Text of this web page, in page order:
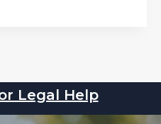
Legal Help